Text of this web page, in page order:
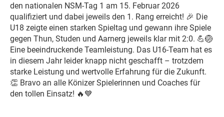
den nationalen NSM-Tag 1 am 15. Februar 2026
qualifiziert und dabei jeweils den 1. Rang erreicht! 🎉 Die
U18 zeigte einen starken Spieltag und gewann ihre Spiele
gegen Thun, Studen und Aarnerg jeweils klar mit 2:0. 💪🏐
Eine beeindruckende Teamleistung. Das U16-Team hat es
in diesem Jahr leider knapp nicht geschafft – trotzdem
starke Leistung und wertvolle Erfahrung für die Zukunft.
👏 Bravo an alle Könizer Spielerinnen und Coaches für
den tollen Einsatz! 🔥💙